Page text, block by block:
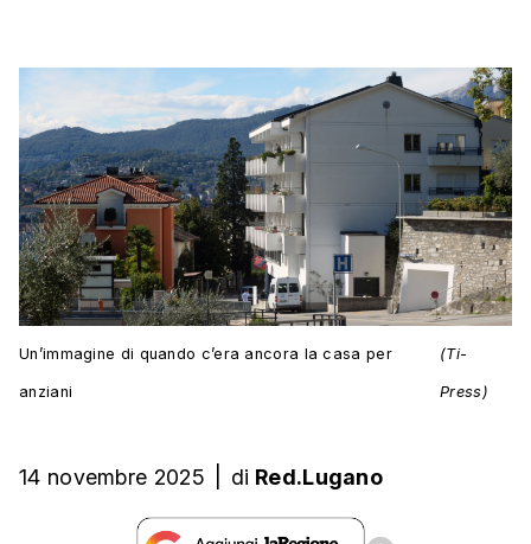
Un’immagine di quando c’era ancora la casa per
anziani
(Ti-
Press)
14 novembre 2025 di Red.Lugano